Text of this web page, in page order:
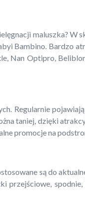
maluszka? W
Bambino. Bardzo
Nan Optipro,
Regularnie pojawiają
taniej, dzięki
promocje na
są do
przejściowe,